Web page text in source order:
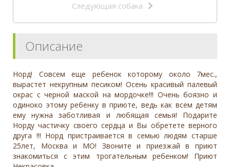
Следующая собака
Описание
Норд! Совсем еще ребенок которому около 7мес.,
вырастет некрупным песиком! Осень красивый палевый
окрас с черной маской на мордочке!!! Очень боязно и
одиноко этому ребенку в приюте, ведь как всем детям
ему нужна заботливая и любящая семья! Подарите
Норду частичку своего сердца и Вы обретете верного
друга !!! Норд пристраивается в семью людям старше
25лет, Москва и МО! Звоните и приезжай в приют
знакомиться с этим трогательным ребенком! Приют